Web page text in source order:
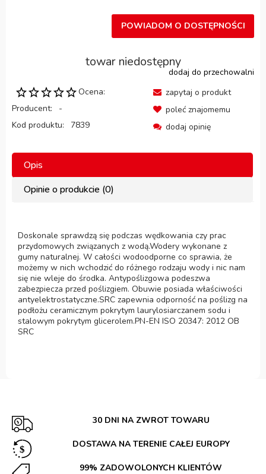
POWIADOM O DOSTĘPNOŚCI
towar niedostępny
dodaj do przechowalni
Ocena:
Producent:
-
Kod produktu:
7839
zapytaj o produkt
poleć znajomemu
dodaj opinię
Opis
Opinie o produkcie (0)
Doskonale sprawdzą się podczas wędkowania czy prac
przydomowych związanych z wodą.Wodery wykonane z
gumy naturalnej. W całości wodoodporne co sprawia, że
możemy w nich wchodzić do różnego rodzaju wody i nic nam
się nie wleje do środka. Antypoślizgowa podeszwa
zabezpiecza przed poślizgiem. Obuwie posiada właściwości
antyelektrostatyczne.SRC zapewnia odporność na poślizg na
podłożu ceramicznym pokrytym laurylosiarczanem sodu i
stalowym pokrytym glicerolem.PN-EN ISO 20347: 2012 OB
SRC
30 DNI NA ZWROT TOWARU
DOSTAWA NA TERENIE CAŁEJ EUROPY
99% ZADOWOLONYCH KLIENTÓW